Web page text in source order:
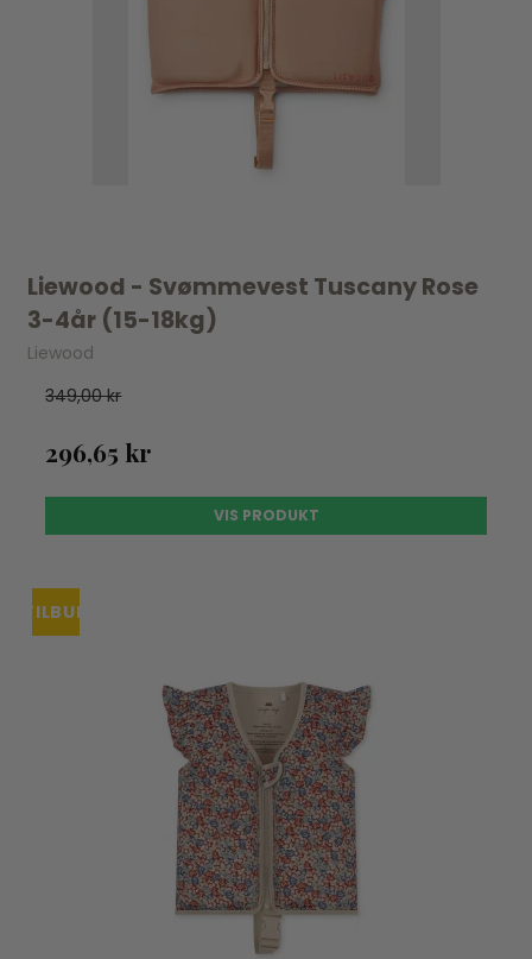
Liewood - Svømmevest Tuscany Rose
3-4år (15-18kg)
Liewood
349,00 kr
296,65 kr
VIS PRODUKT
TILBUD